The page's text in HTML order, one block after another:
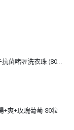
[J206232] 日本BON BON銀離子抗菌啫喱洗衣珠 (80粒)
+爽+玫瑰葡萄-80粒